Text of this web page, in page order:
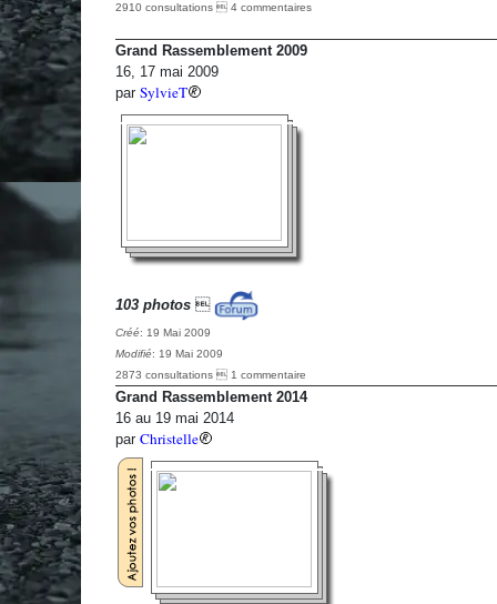
2910 consultations  4 commentaires
Grand Rassemblement 2009
16, 17 mai 2009
par SylvieT
103 photos
Créé: 19 Mai 2009
Modifié: 19 Mai 2009
2873 consultations  1 commentaire
Grand Rassemblement 2014
16 au 19 mai 2014
par Christelle